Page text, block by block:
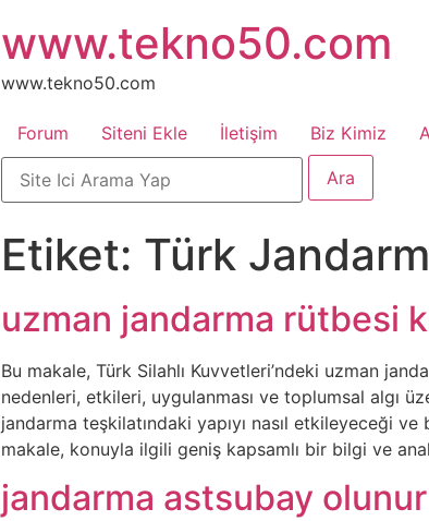
atla
www.tekno50.com
www.tekno50.com
Forum Siteni Ekle İletişim Biz Kimiz
Etiket: Türk
uzman jandarma rütbesi
Bu makale, Türk Silahlı Kuvvetleri’ndeki uzman
nedenleri, etkileri, uygulanması ve toplumsal algı
jandarma teşkilatındaki yapıyı nasıl etkileyeceği
makale, konuyla ilgili geniş kapsamlı bir bilgi ve
jandarma astsubay